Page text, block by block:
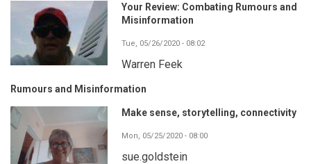
Your Review: Combating Rumours and
Misinformation
Tue, 05/26/2020 - 08:02
Warren Feek
Rumours and Misinformation
Make sense, storytelling, connectivity
Mon, 05/25/2020 - 08:00
sue.goldstein